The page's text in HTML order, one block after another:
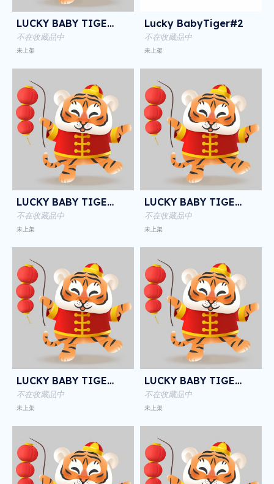
LUCKY BABY TIGER NFT
不在收藏品中
未上架
Lucky BabyTiger#2
不在收藏品中
未上架
LUCKY BABY TIGER NFT
不在收藏品中
未上架
LUCKY BABY TIGER NFT
不在收藏品中
未上架
LUCKY BABY TIGER NFT
不在收藏品中
未上架
LUCKY BABY TIGER NFT
不在收藏品中
未上架